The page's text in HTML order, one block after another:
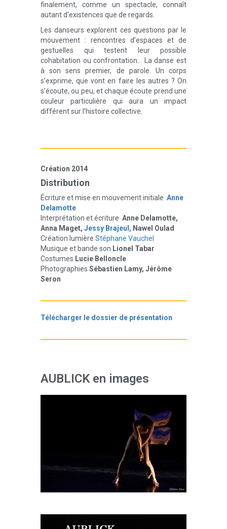
finalement, comme un spectacle, connaît
autant d’existences que de regards.
Les danseurs explorent ces questions par le
mouvement : rencontres d’espaces et de
gestuelles qui testent leur possible
cohabitation ou confrontation… La danse est
à son sens premier, de parole. Un corps
s’exprime, que vont en faire les autres ? On
s’écoute, ou peu, et chaque écoute prend une
couleur particulière qui aura un impact
différent sur l’histoire collective.
Création 2014
Distribution
Écriture et mise en mouvement initiale Anne
Delamotte
Interprétation et écriture Anne Delamotte,
Anna Maget, Jessy Brajeul, Nawel Oulad
Création lumière Stéphane Vauchel
Musique et bande son Lionel Tabar
Costumes Lucie Belloncle
Photographies Sébastien Lamy, Jérôme
Seron
Télécharger le dossier de présentation
AUBLICK en images